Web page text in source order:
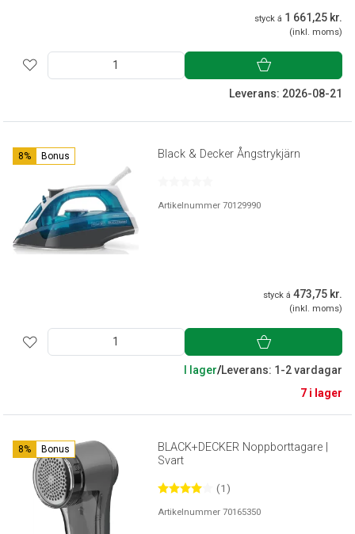
styck á 1 661,25 kr.
(inkl. moms)
Leverans: 2026-08-21
8% Bonus Black & Decker Ångstrykjärn
Artikelnummer 70129990
styck á 473,75 kr.
(inkl. moms)
I lager/Leverans: 1-2 vardagar
7 i lager
8% Bonus
BLACK+DECKER Noppborttagare |
Svart
(1)
Artikelnummer 70165350